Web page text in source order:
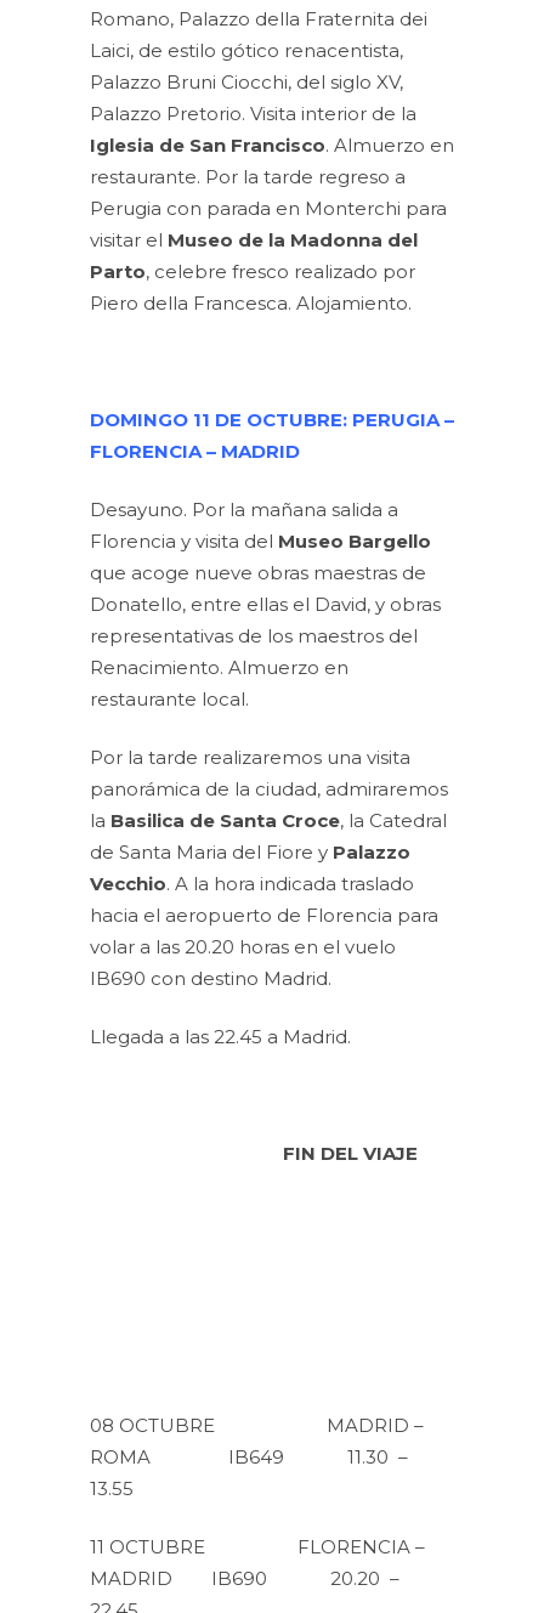
Romano, Palazzo della Fraternita dei
Laici, de estilo gótico renacentista,
Palazzo Bruni Ciocchi, del siglo XV,
Palazzo Pretorio. Visita interior de la
Iglesia de San Francisco. Almuerzo en
restaurante. Por la tarde regreso a
Perugia con parada en Monterchi para
visitar el Museo de la Madonna del
Parto, celebre fresco realizado por
Piero della Francesca. Alojamiento.
DOMINGO 11 DE OCTUBRE: PERUGIA –
FLORENCIA – MADRID
Desayuno. Por la mañana salida a
Florencia y visita del Museo Bargello
que acoge nueve obras maestras de
Donatello, entre ellas el David, y obras
representativas de los maestros del
Renacimiento. Almuerzo en
restaurante local.
Por la tarde realizaremos una visita
panorámica de la ciudad, admiraremos
la Basilica de Santa Croce, la Catedral
de Santa Maria del Fiore y Palazzo
Vecchio. A la hora indicada traslado
hacia el aeropuerto de Florencia para
volar a las 20.20 horas en el vuelo
IB690 con destino Madrid.
Llegada a las 22.45 a Madrid.
FIN DEL VIAJE
08 OCTUBRE MADRID –
ROMA IB649 11.30 –
13.55
11 OCTUBRE FLORENCIA –
MADRID IB690 20.20 –